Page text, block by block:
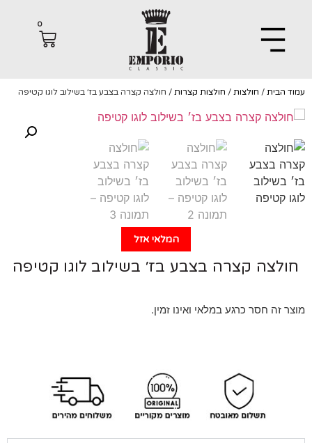
הבית/חולצות /חולצות קצרות / חולצה קצרה בצבע בז׳ בשילוב לוגו קטיפה
קצרה בצבע בז׳ בשילוב לוגו קטיפה
זה חסר כרגע במלאי ואינו זמין.
המלאי אזל